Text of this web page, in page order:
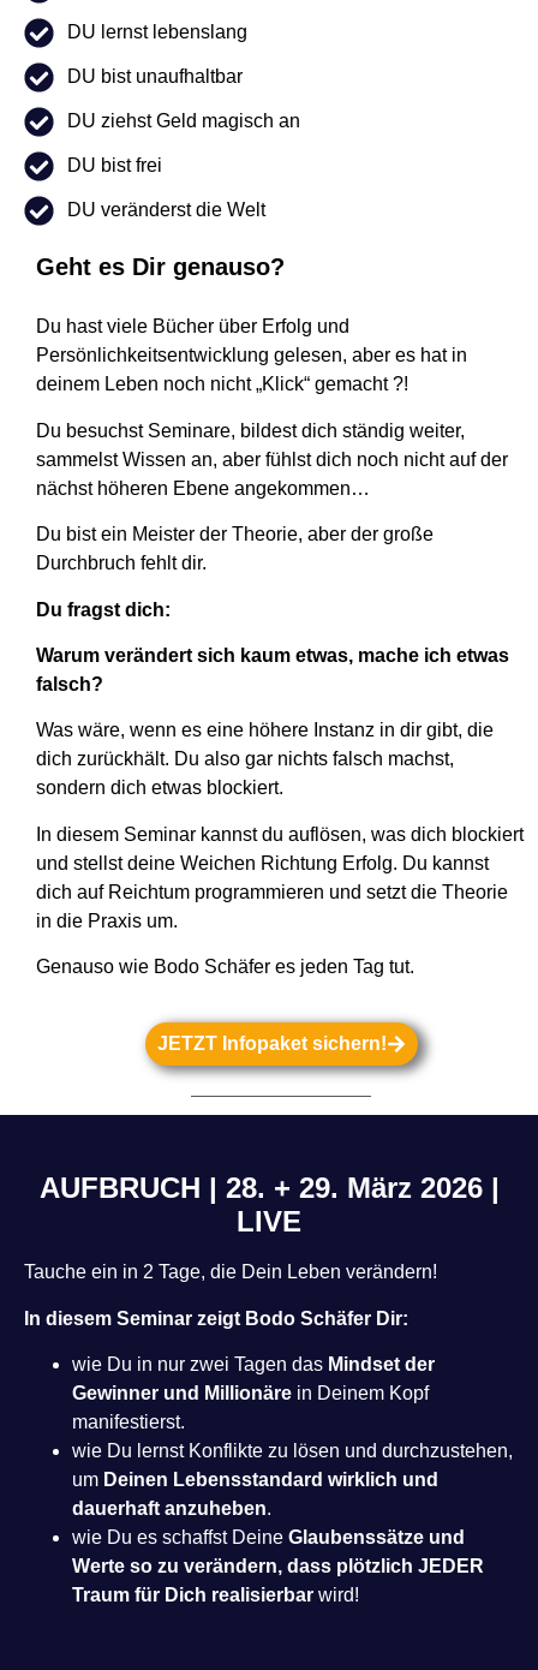
DU lernst lebenslang
DU bist unaufhaltbar
DU ziehst Geld magisch an
DU bist frei
DU veränderst die Welt
Geht es Dir genauso?
Du hast viele Bücher über Erfolg und
Persönlichkeitsentwicklung gelesen, aber es hat in
deinem Leben noch nicht „Klick“ gemacht ?!
Du besuchst Seminare, bildest dich ständig weiter,
sammelst Wissen an, aber fühlst dich noch nicht auf der
nächst höheren Ebene angekommen…
Du bist ein Meister der Theorie, aber der große
Durchbruch fehlt dir.
Du fragst dich:
Warum verändert sich kaum etwas, mache ich etwas
falsch?
Was wäre, wenn es eine höhere Instanz in dir gibt, die
dich zurückhält. Du also gar nichts falsch machst,
sondern dich etwas blockiert.
In diesem Seminar kannst du auflösen, was dich blockiert
und stellst deine Weichen Richtung Erfolg. Du kannst
dich auf Reichtum programmieren und setzt die Theorie
in die Praxis um.
Genauso wie Bodo Schäfer es jeden Tag tut.
JETZT Infopaket sichern!
AUFBRUCH | 28. + 29. März 2026 |
LIVE
Tauche ein in 2 Tage, die Dein Leben verändern!
In diesem Seminar zeigt Bodo Schäfer Dir:
wie Du in nur zwei Tagen das Mindset der
Gewinner und Millionäre in Deinem Kopf
manifestierst.
wie Du lernst Konflikte zu lösen und durchzustehen,
um Deinen Lebensstandard wirklich und
dauerhaft anzuheben.
wie Du es schaffst Deine Glaubenssätze und
Werte so zu verändern, dass plötzlich JEDER
Traum für Dich realisierbar wird!